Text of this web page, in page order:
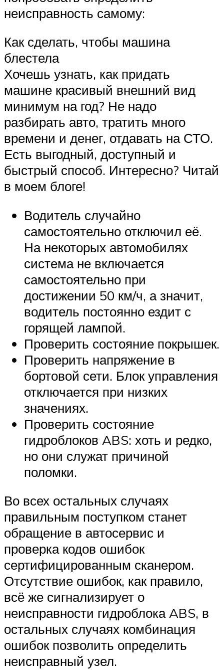
неисправность самому:
Как сделать, чтобы машина
блестела
Хочешь узнать, как придать
машине красивый внешний вид
минимум на год? Не надо
разбирать авто, тратить много
времени и денег, отдавать на СТО.
Есть выгодный, доступный и
быстрый способ. Интересно? Читай
в моем блоге!
Водитель случайно
самостоятельно отключил её.
На некоторых автомобилях
система не включается
самостоятельно при
достижении 50 км/ч, а значит,
водитель постоянно ездит с
горящей лампой.
Проверить состояние покрышек.
Проверить напряжение в
бортовой сети. Блок управления
отключается при низких
значениях.
Проверить состояние
гидроблоков ABS: хоть и редко,
но они служат причиной
поломки.
Во всех остальных случаях
правильным поступком станет
обращение в автосервис и
проверка кодов ошибок
сертифицированным сканером.
Отсутствие ошибок, как правило,
всё же сигнализирует о
неисправности гидроблока ABS, в
остальных случаях комбинация
ошибок позволить определить
неисправный узел.